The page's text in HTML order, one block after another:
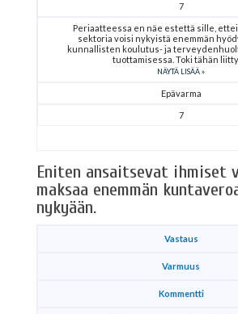
7
Periaatteessa en näe estettä sille,
sektoria voisi nykyistä enemmän
kunnallisten koulutus- ja
tuottamisessa. Toki tähän
NÄYTÄ LISÄÄ
Epävarma
7
Eniten ansaitsevat ihmiset
maksaa enemmän
nykyään.
Vastaus
Varmuus
Kommentti